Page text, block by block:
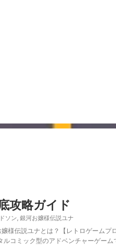
攻略ガイド
ソン, 銀河お嬢様伝説ユナ
様伝説ユナとは？【レトロゲームプ
ルコミック型のアドベンチャーゲー